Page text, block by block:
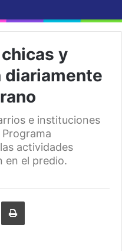
y
e instituciones
actividades
en el predio.
Email
Print